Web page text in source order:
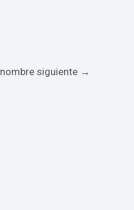
nombre siguiente →